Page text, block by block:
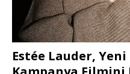
Estée Lauder,